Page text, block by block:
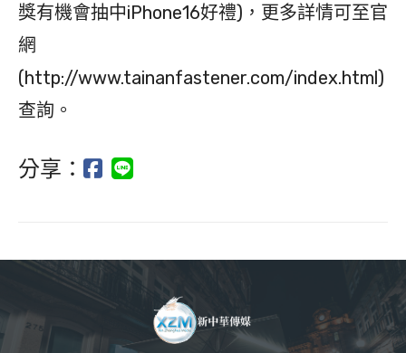
獎有機會抽中iPhone16好禮)，更多詳情可至官
網
(http://www.tainanfastener.com/index.html)
查詢。
分享：